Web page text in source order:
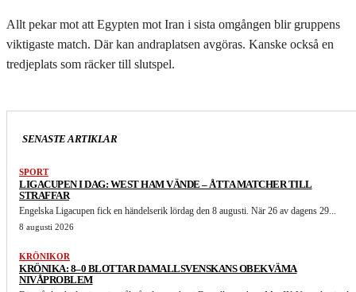
Allt pekar mot att Egypten mot Iran i sista omgången blir gruppens
viktigaste match. Där kan andraplatsen avgöras. Kanske också en
tredjeplats som räcker till slutspel.
SENASTE ARTIKLAR
SPORT
LIGACUPEN I DAG: WEST HAM VÄNDE – ÅTTA MATCHER TILL
STRAFFAR
Engelska Ligacupen fick en händelserik lördag den 8 augusti. När 26 av dagens 29...
8 augusti 2026
KRÖNIKOR
KRÖNIKA: 8–0 BLOTTAR DAMALLSVENSKANS OBEKVÄMA
NIVÅPROBLEM